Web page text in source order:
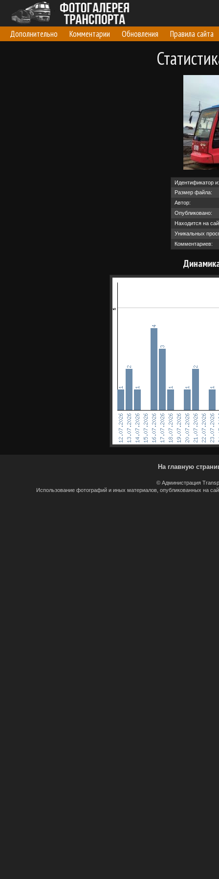
Дополнительно Комментарии Обновления Правила сайта
Идентификатор
Размер файла:
Автор:
Опубликовано:
Находится на
Уникальных
Комментариев:
На главную
© Администрация
Использование фотографий и иных материалов, опубликованных на